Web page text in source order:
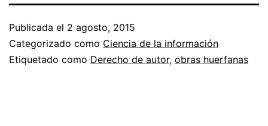
Publicada el 2 agosto, 2015
Categorizado como Ciencia de la información
Etiquetado como Derecho de autor, obras huerfanas